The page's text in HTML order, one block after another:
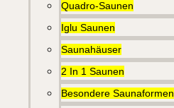
Quadro-Saunen
Iglu Saunen
Saunahäuser
2 In 1 Saunen
Besondere Saunaformen